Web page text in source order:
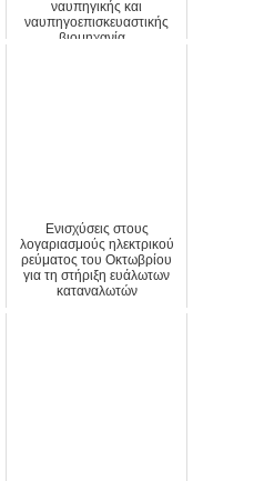
ναυπηγικής και
ναυπηγοεπισκευαστικής
βιομηχανία...
Ενισχύσεις στους
λογαριασμούς ηλεκτρικού
ρεύματος του Οκτωβρίου
για τη στήριξη ευάλωτων
καταναλωτών